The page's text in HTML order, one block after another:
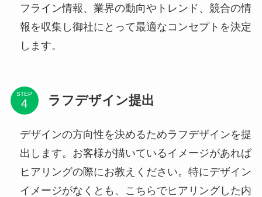
フライン情報、業界の動向やトレンド、競合の情
報を収集し御社にとって最適なコンセプトを決定
します。
STEP ラフデザイン提出
デザインの方向性を決めるためラフデザインを提
出します。お客様が描いているイメージがあれば
ヒアリングの際にお教えください。特にデザイン
イメージがなくとも、こちらでヒアリングした内